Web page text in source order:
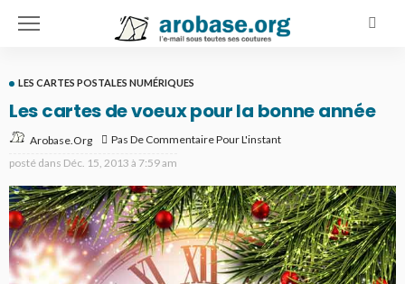
LES CARTES POSTALES NUMÉRIQUES
Les cartes de voeux pour la bonne année
Arobase.org
Pas De Commentaire Pour L'instant
posté dans Déc. 15, 2013 à 7:59 am